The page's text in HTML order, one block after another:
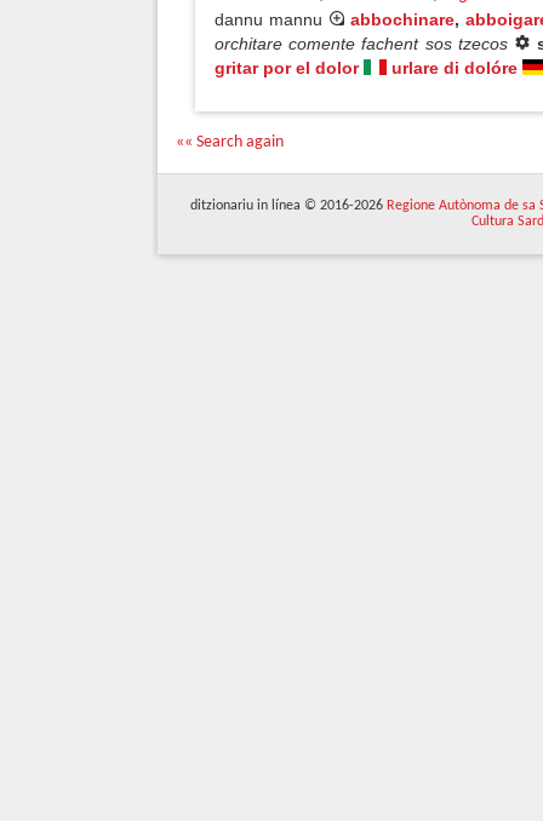
dannu mannu
abbochinare,
orchitare comente fachent sos tzecos
gritar por el dolor
urlare di dolóre
«« Search again
ditzionariu in línea © 2016-2026 Regione Autònoma de sa
Cultura